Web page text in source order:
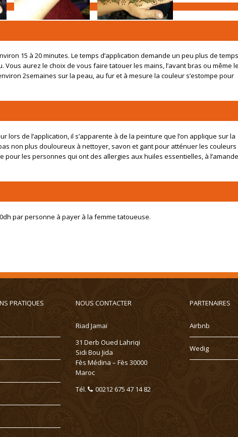
15 à 20 minutes. Le temps d’application demande un peu plus de temps
aurez le choix de vous faire tatouer les mains, l’avant bras ou même
2semaines sur la peau, au fur et à mesure la couleur s’estompe pour
de l’application, il s’apparente à de la peinture que l’on applique sur la
non plus douloureux à nettoyer, savon et gant pour atténuer les couleurs
les personnes qui ont des allergies aux huiles essentielles, à
par personne à payer à la femme tatoueuse.
PRATIQUES NOUS CONTACTER
Riad Jamaï
31 Derb Oued Lahriqi
Sidi Bou Jida
Fès Médina – Fès 30000
Maroc
Tél.
00212 675 47 14 82
PARTENAIRES
Airbnb
Wedig